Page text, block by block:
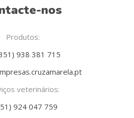
nos
Produtos:
938 381 715
veterinários:
924 047 759